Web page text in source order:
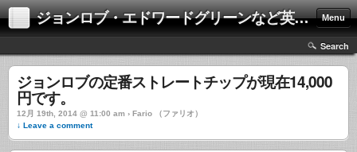
ジョンロブ・エドワードグリーンなど英国靴の激安中古通販情報ブログ Menu
Search
ジョンロブの定番ストレートチップが現在14,000
円です。
12月 19th, 2014 @ 11:00 am › Fario （ファリオ）
↓ Leave a comment